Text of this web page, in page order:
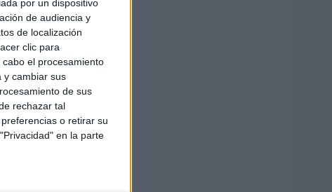
por un dispositivo
de audiencia y
de localización
clic para
el procesamiento
y cambiar sus
de sus
rechazar tal
o retirar su
en la parte